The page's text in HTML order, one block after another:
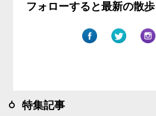
フォローすると最新の散歩
特集記事